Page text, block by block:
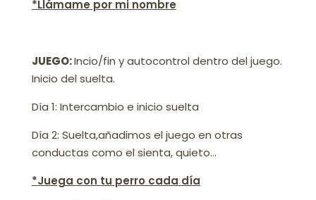
*Llámame por mi nombre
JUEGO:Incio/fin y autocontrol dentro del juego.
Inicio del suelta.
Día 1: Intercambio e inicio suelta
Día 2: Suelta,añadimos el juego en otras
conductas como el sienta, quieto…
*Juega con tu perro cada día